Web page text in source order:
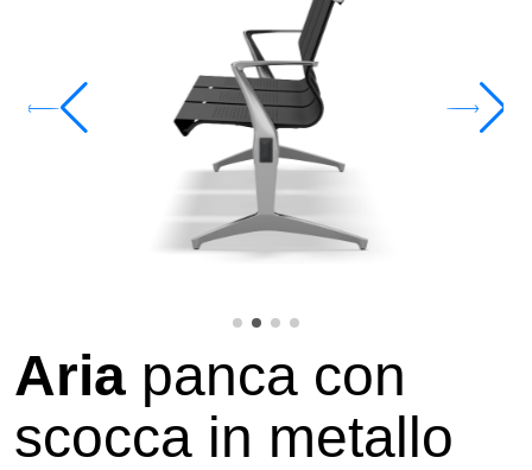
Aria panca con
scocca in metallo